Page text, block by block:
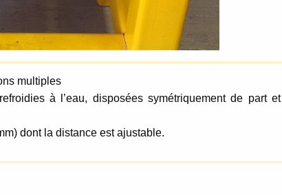
multiples
à l’eau, disposées symétriquement de part et
dont la distance est ajustable.